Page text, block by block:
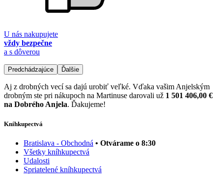
U nás nakupujete
vždy bezpečne
a s dôverou
Predchádzajúce Ďalšie
Aj z drobných vecí sa dajú urobiť veľké. Vďaka vašim Anjelským
drobným ste pri nákupoch na Martinuse darovali už 1 501 406,00 €
na Dobrého Anjela. Ďakujeme!
Kníhkupectvá
Bratislava - Obchodná • Otvárame o 8:30
Všetky kníhkupectvá
Udalosti
Spriatelené kníhkupectvá